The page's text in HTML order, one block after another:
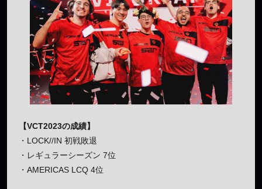
【VCT2023の成績】
・LOCK//IN 初戦敗退
・レギュラーシーズン 7位
・AMERICAS LCQ 4位